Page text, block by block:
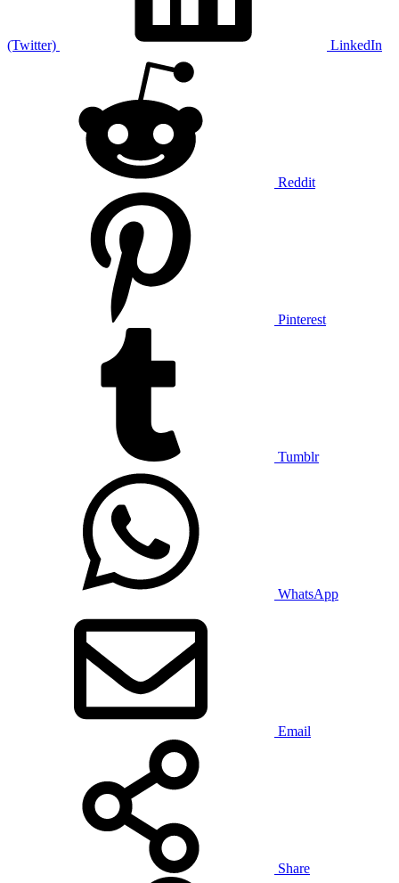
(Twitter) LinkedIn
Reddit
Pinterest
Tumblr
WhatsApp
Email
Share